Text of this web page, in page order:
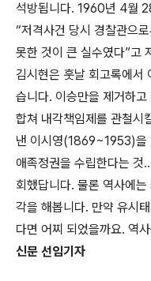
석방됩니다. 1960년 4월
“저격사건 당시 경찰관으
못한 것이 큰 실수였다”고
김시현은 훗날 회고록에서
습니다. 이승만을 제거하
합쳐 내각책임제를 관철시
낸 이시영(1869~1953)을
애족정권을 수립한다는 것
회했답니다. 물론 역사에
각을 해봅니다. 만약 유시
다면 어찌 되었을까요. 역
신문 선임기자